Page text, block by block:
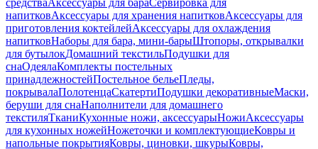
средстваАксессуары для бараСервировка для
напитковАксессуары для хранения напитковАксессуары для
приготовления коктейлейАксессуары для охлаждения
напитковНаборы для бара, мини-барыШтопоры, открывалки
для бутылокДомашний текстильПодушки для
снаОдеялаКомплекты постельных
принадлежностейПостельное бельеПледы,
покрывалаПолотенцаСкатертиПодушки декоративныеМаски,
беруши для снаНаполнители для домашнего
текстиляТканиКухонные ножи, аксессуарыНожиАксессуары
для кухонных ножейНожеточки и комплектующиеКовры и
напольные покрытияКовры, циновки, шкурыКовры,